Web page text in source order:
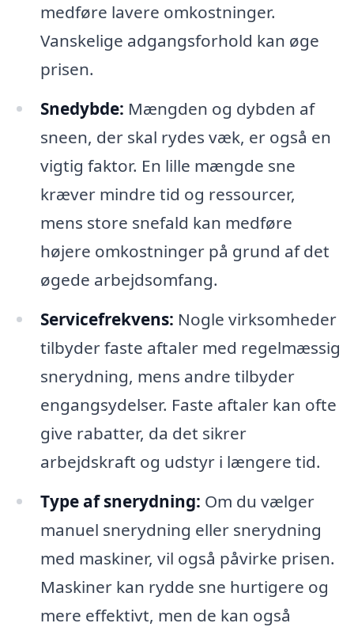
medføre lavere omkostninger.
Vanskelige adgangsforhold kan øge
prisen.
Snedybde: Mængden og dybden af
sneen, der skal rydes væk, er også en
vigtig faktor. En lille mængde sne
kræver mindre tid og ressourcer,
mens store snefald kan medføre
højere omkostninger på grund af det
øgede arbejdsomfang.
Servicefrekvens: Nogle virksomheder
tilbyder faste aftaler med regelmæssig
snerydning, mens andre tilbyder
engangsydelser. Faste aftaler kan ofte
give rabatter, da det sikrer
arbejdskraft og udstyr i længere tid.
Type af snerydning: Om du vælger
manuel snerydning eller snerydning
med maskiner, vil også påvirke prisen.
Maskiner kan rydde sne hurtigere og
mere effektivt, men de kan også